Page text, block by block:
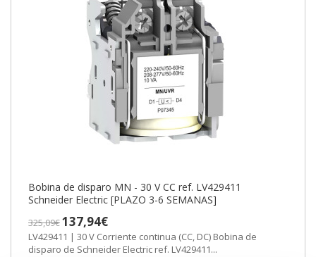
Bobina de disparo MN - 30 V CC ref. LV429411
Schneider Electric [PLAZO 3-6 SEMANAS]
325,09€137,94€
LV429411 | 30 V Corriente continua (CC, DC) Bobina de
disparo de Schneider Electric ref. LV429411...